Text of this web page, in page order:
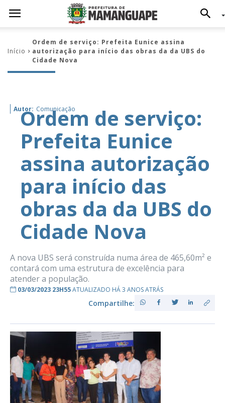
Início
Ordem de serviço: Prefeita Eunice assina
autorização para início das obras da da UBS do
Cidade Nova
Autor: Comunicação
Ordem de serviço:
Prefeita Eunice
assina autorização
para início das
obras da da UBS do
Cidade Nova
A nova UBS será construída numa área de 465,60m² e
contará com uma estrutura de excelência para
atender a população.
03/03/2023 23H55ATUALIZADO HÁ 3 ANOS ATRÁS
Compartilhe: